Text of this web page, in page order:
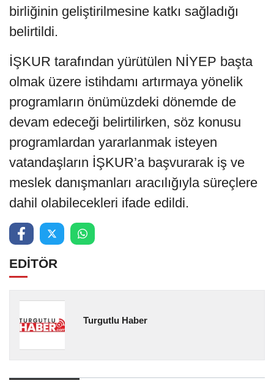
birliğinin geliştirilmesine katkı sağladığı
belirtildi.
İŞKUR tarafından yürütülen NİYEP başta
olmak üzere istihdamı artırmaya yönelik
programların önümüzdeki dönemde de
devam edeceği belirtilirken, söz konusu
programlardan yararlanmak isteyen
vatandaşların İŞKUR’a başvurarak iş ve
meslek danışmanları aracılığıyla süreçlere
dahil olabilecekleri ifade edildi.
EDİTÖR
Turgutlu Haber